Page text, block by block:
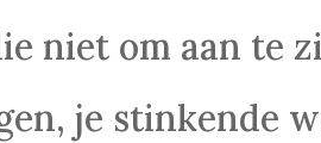
niet om aan te
je stinkende